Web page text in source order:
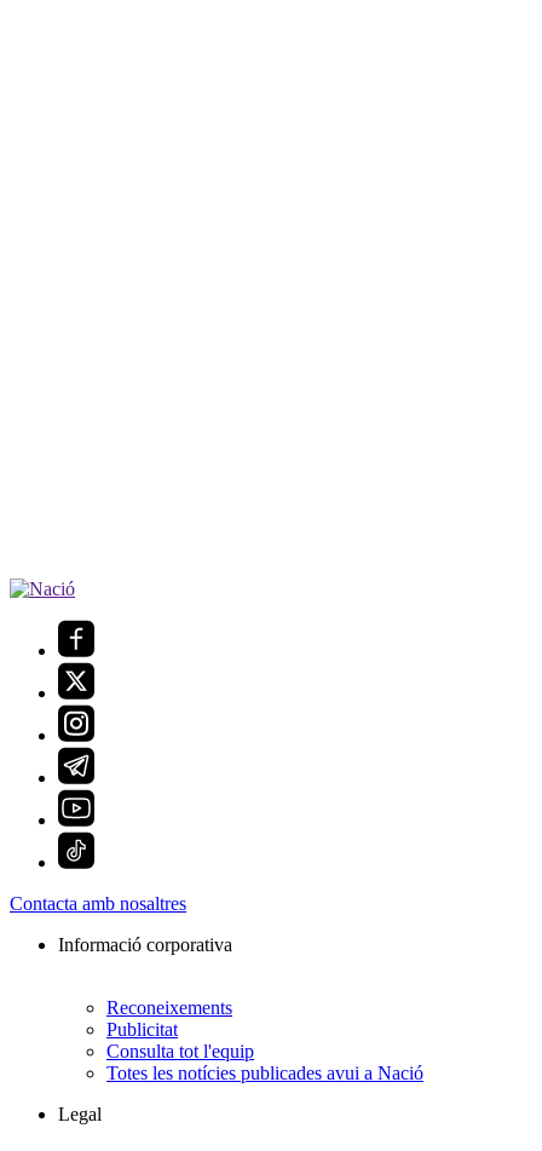
Contacta amb nosaltres
Informació corporativa
Reconeixements
Publicitat
Consulta tot l'equip
Totes les notícies publicades avui a Nació
Legal